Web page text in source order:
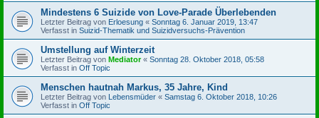
Mindestens 6 Suizide von Love-Parade Überlebenden
Letzter Beitrag von Erloesung « Sonntag 6. Januar 2019, 13:47
Verfasst in Suizid-Thematik und Suizidversuchs-Prävention
Umstellung auf Winterzeit
Letzter Beitrag von Mediator« Sonntag 28. Oktober 2018, 05:58
Verfasst in Off Topic
Menschen hautnah Markus, 35 Jahre, Kind
Letzter Beitrag von Lebensmüder « Samstag 6. Oktober 2018, 10:26
Verfasst in Off Topic